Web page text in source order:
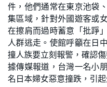
2
.
9
4
%
件，他們通常在東京池袋
集區域，針對外國遊客或
在擦肩而過時蓄意「批踭
人群逃走。使館呼籲在日
撞人族要立刻報警，確認
據傳媒報道，台灣一名小
名日本婦女惡意撞跌，引起